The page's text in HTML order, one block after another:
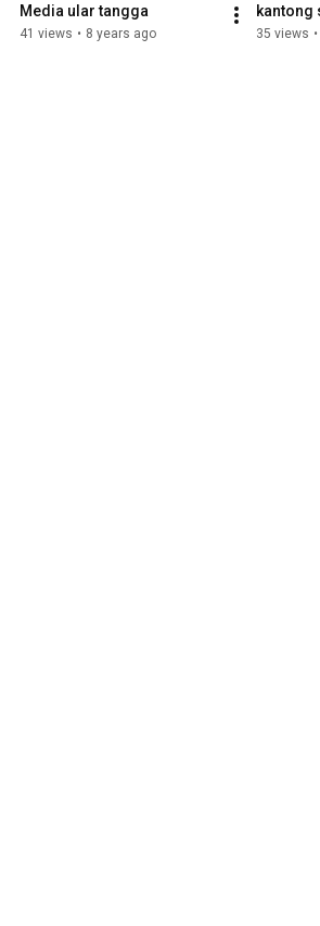
Media ular tangga
41 views • 8 years ago
kantong
35 views •